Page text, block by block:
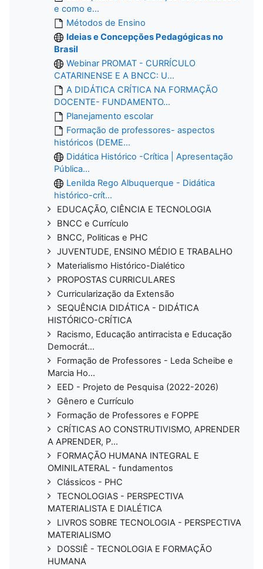
e como e...
Métodos de Ensino
Ideias e Concepções Pedagógicas no
Brasil
Webinar PROMAT - CURRÍCULO
CATARINENSE E A BNCC: U...
A DIDÁTICA CRÍTICA NA FORMAÇÃO
DOCENTE- FUNDAMENTO...
Planejamento escolar
Formação de professores- aspectos
históricos (DEME...
Didática Histórico -Crítica | Apresentação
Pública...
Lenilda Rego Albuquerque - Didática
histórico-crít...
EDUCAÇÃO, CIÊNCIA E TECNOLOGIA
BNCC e Currículo
BNCC, Politicas e PHC
JUVENTUDE, ENSINO MÉDIO E TRABALHO
Materialismo Histórico-Dialético
PROPOSTAS CURRICULARES
Curricularização da Extensão
SEQUÊNCIA DIDÁTICA - DIDÁTICA
HISTÓRICO-CRÍTICA
Racismo, Educação antirracista e Educação
Democrát...
Formação de Professores - Leda Scheibe e
Marcia Ho...
EED - Projeto de Pesquisa (2022-2026)
Gênero e Currículo
Formação de Professores e FOPPE
CRÍTICAS AO CONSTRUTIVISMO, APRENDER
A APRENDER, P...
FORMAÇÃO HUMANA INTEGRAL E
OMINILATERAL - fundamentos
Clássicos - PHC
TECNOLOGIAS - PERSPECTIVA
MATERIALISTA E DIALÉTICA
LIVROS SOBRE TECNOLOGIA - PERSPECTIVA
MATERIALISMO
DOSSIÊ - TECNOLOGIA E FORMAÇÃO
HUMANA